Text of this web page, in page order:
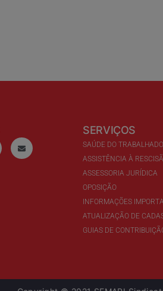
SERVIÇOS
SAÚDE DO
ASSISTÊNCIA À
ASSESSORIA JURÍDICA
OPOSIÇÃO
INFORMAÇÕES
ATUALIZAÇÃO DE
GUIAS DE